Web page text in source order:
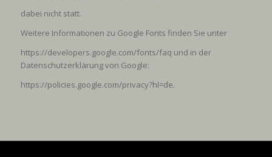
dabei nicht statt.
Weitere Informationen zu Google Fonts finden Sie unter
https://developers.google.com/fonts/faq und in der
Datenschutzerklärung von Google:
https://policies.google.com/privacy?hl=de.